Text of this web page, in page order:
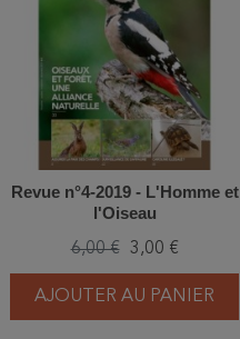
Revue n°4-2019 - L'Homme et
l'Oiseau
6,00 € 3,00 €
AJOUTER AU PANIER